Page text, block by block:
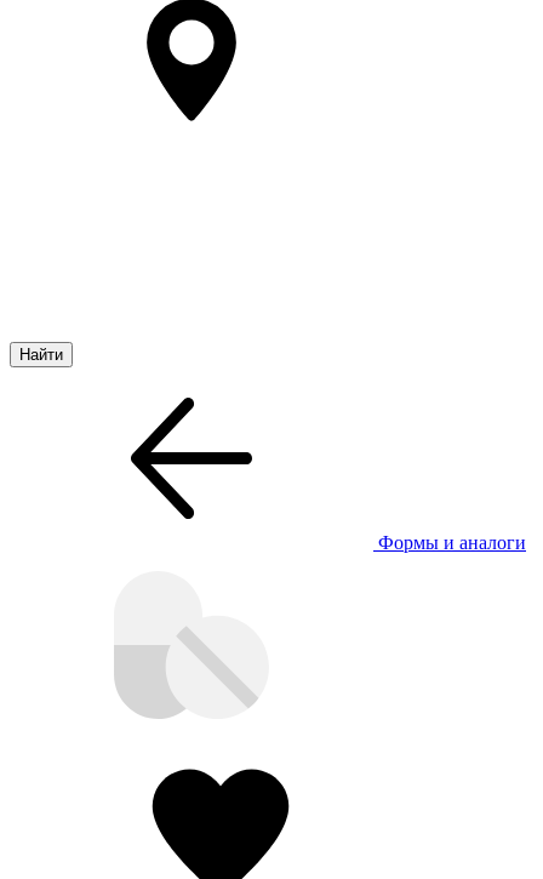
Формы и аналоги